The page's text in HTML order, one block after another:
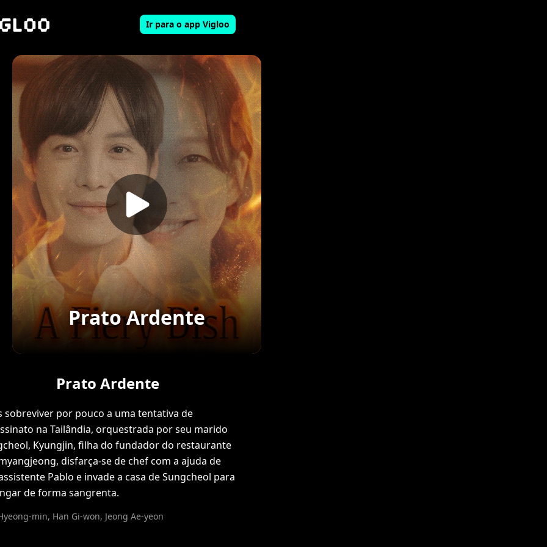
Ir para o app Vigloo
Prato Ardente
Prato Ardente
sobreviver por pouco a uma tentativa de
na Tailândia, orquestrada por seu marido
Kyungjin, filha do fundador do restaurante
disfarça-se de chef com a ajuda de
Pablo e invade a casa de Sungcheol para
de forma sangrenta.
min, Han Gi-won, Jeong Ae-yeon